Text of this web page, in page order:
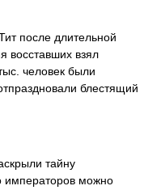
после длительной
восставших взял
человек были
блестящий
тайну
императоров можно